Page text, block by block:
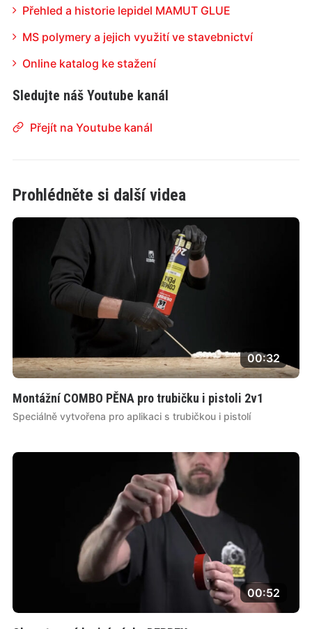
Přehled a historie lepidel MAMUT GLUE
MS polymery a jejich využití ve stavebnictví
Online katalog ke stažení
Sledujte náš Youtube kanál
Přejít na Youtube kanál
Prohlédněte si další videa
00:32
Montážní COMBO PĚNA pro trubičku i pistoli 2v1
Speciálně vytvořena pro aplikaci s trubičkou i pistolí
00:52